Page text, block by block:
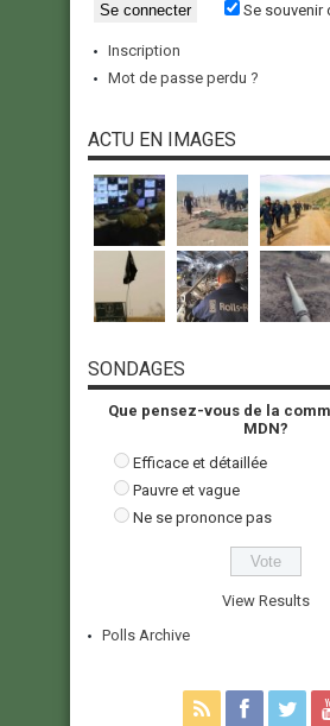
Se souvenir
Inscription
Mot de passe perdu ?
ACTU EN IMAGES
SONDAGES
Que pensez-vous de la
MDN?
Efficace et détaillée
Pauvre et vague
Ne se prononce pas
View Results
Polls Archive